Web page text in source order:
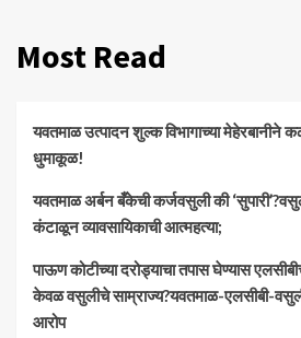
Most Read
यवतमाळ उत्पादन शुल्क विभागाच्या मेहेरबानीने
धुमाकूळ!
​यवतमाळ अर्बन बँकेची कर्जवसुली की
कंटाळून व्यावसायिकाची आत्महत्या;
पाऊण कोटीच्या दरोड्याचा तपास घेण्यास
केवळ वसुलीचे साम्राज्य?यवतमाळ-एलसीबी-
आरोप